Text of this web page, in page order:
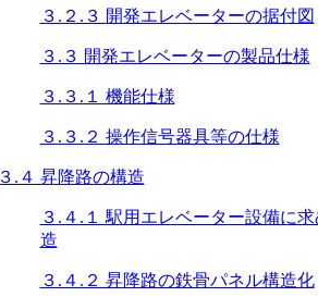
３.２.３ 開発エレベーターの据付図
３.３ 開発エレベーターの製品仕様
３.３.１ 機能仕様
３.３.２ 操作信号器具等の仕様
３.４ 昇降路の構造
３.４.１ 駅用エレベーター設備に
造
３.４.２ 昇降路の鉄骨パネル構造化